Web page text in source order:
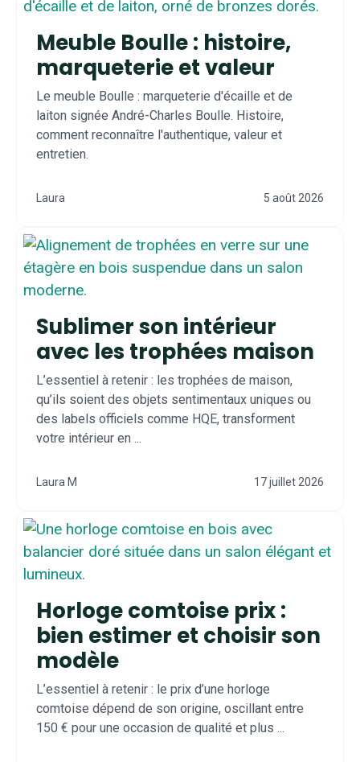
Meuble Boulle : histoire,
marqueterie et valeur
Le meuble Boulle : marqueterie d'écaille et de
laiton signée André-Charles Boulle. Histoire,
comment reconnaître l'authentique, valeur et
entretien.
Laura 5 août 2026
Sublimer son intérieur
avec les trophées maison
L’essentiel à retenir : les trophées de maison,
qu’ils soient des objets sentimentaux uniques ou
des labels officiels comme HQE, transforment
votre intérieur en ...
Laura M 17 juillet 2026
Horloge comtoise prix :
bien estimer et choisir son
modèle
L’essentiel à retenir : le prix d’une horloge
comtoise dépend de son origine, oscillant entre
150 € pour une occasion de qualité et plus ...